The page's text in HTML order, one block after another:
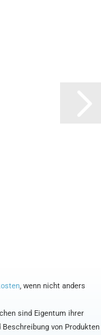
, wenn nicht anders
sind Eigentum ihrer
von Produkten